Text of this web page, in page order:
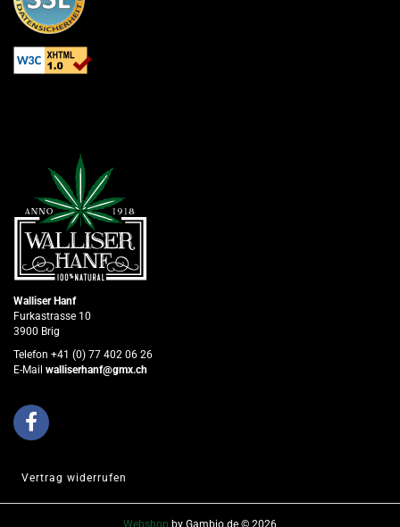
Walliser Hanf
Furkastrasse 10
3900 Brig
Telefon +41 (0) 77 402 06 26
E-Mail walliserhanf@gmx.ch
Vertrag widerrufen
Webshop by Gambio.de © 2026